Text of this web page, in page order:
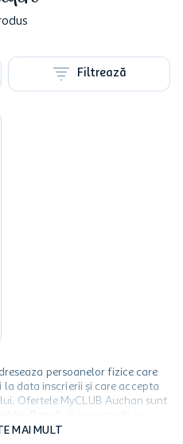
Filtrează
persoanelor fizice care
la data inscrierii și care accepta
Ofertele MyCLUB Auchan sunt
data in perioada promotiei.
MAI MULT